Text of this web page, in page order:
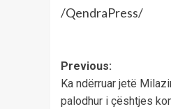
/QendraPress/
Post
navigation
Previous:
Ka ndërruar jetë
palodhur i çështjes